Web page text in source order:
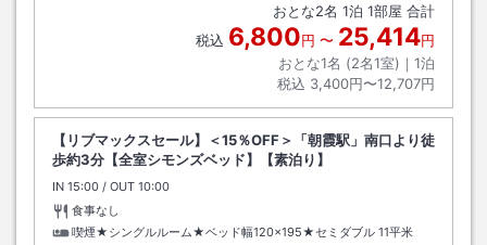
おとな2名 1泊 1部屋 合計
税込 6,800円 〜 25,414円
おとな1名 (2名1室)｜ 1泊
税込 3,400円〜12,707円
【リブマックスセール】＜15％OFF＞「朝霞駅」南口より徒
歩約3分【全室シモンズベッド】【素泊り】
IN チェックイン
15:00 / OUT チェックアウト
10:00
食事なし
喫煙★シングルルーム★ベッド幅120×195★セミダブル 11平米